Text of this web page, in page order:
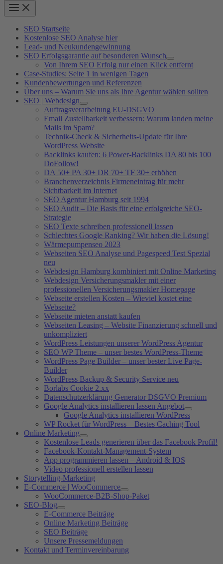
SEO Startseite
Kostenlose SEO Analyse hier
Lead- und Neukundengewinnung
SEO Erfolgsgarantie auf besonderen Wunsch
Von Ihrem SEO Erfolg nur einen Klick entfernt
Case-Studies: Seite 1 in wenigen Tagen
Kundenbewertungen und Referenzen
Über uns – Warum Sie uns als Ihre Agentur wählen sollten
SEO | Webdesign
Auftragsverarbeitung EU-DSGVO
Email Zustellbarkeit verbessern: Warum landen meine
Mails im Spam?
Technik-Check & Sicherheits-Update für Ihre
WordPress Website
Backlinks kaufen: 6 Power-Backlinks DA 80 bis 100
DoFollow!
DA 50+ PA 30+ DR 70+ TF 30+ erhöhen
Branchenverzeichnis Firmeneintrag für mehr
Sichtbarkeit im Internet
SEO Agentur Hamburg seit 1994
SEO Audit – Die Basis für eine erfolgreiche SEO-
Strategie
SEO Texte schreiben professionell lassen
Schlechtes Google Ranking? Wir haben die Lösung!
Wärmepumpenseo 2023
Webseiten SEO Analyse und Pagespeed Test Spezial
neu
Webdesign Hamburg kombiniert mit Online Marketing
Webdesign Versicherungsmakler mit einer
professionellen Versicherungsmakler Homepage
Webseite erstellen Kosten – Wieviel kostet eine
Webseite?
Webseite mieten anstatt kaufen
Webseiten Leasing – Website Finanzierung schnell und
unkompliziert
WordPress Leistungen unserer WordPress Agentur
SEO WP Theme – unser bestes WordPress-Theme
WordPress Page Builder – unser bester Live Page-
Builder
WordPress Backup & Security Service neu
Borlabs Cookie 2.xx
Datenschutzerklärung Generator DSGVO Premium
Google Analytics installieren lassen Angebot
Google Analytics installieren WordPress
WP Rocket für WordPress – Bestes Caching Tool
Online Marketing
Kostenlose Leads generieren über das Facebook Profil!
Facebook-Kontakt-Management-System
App programmieren lassen – Android & IOS
Video professionell erstellen lassen
Storytelling-Marketing
E-Commerce | WooCommerce
WooCommerce-B2B-Shop-Paket
SEO-Blog
E-Commerce Beiträge
Online Marketing Beiträge
SEO Beiträge
Unsere Pressemeldungen
Kontakt und Terminvereinbarung